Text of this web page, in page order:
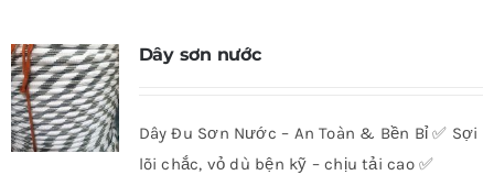
Dây sơn nước
Dây Đu Sơn Nước – An Toàn & Bền Bỉ ✅ Sợi
lõi chắc, vỏ dù bện kỹ – chịu tải cao ✅